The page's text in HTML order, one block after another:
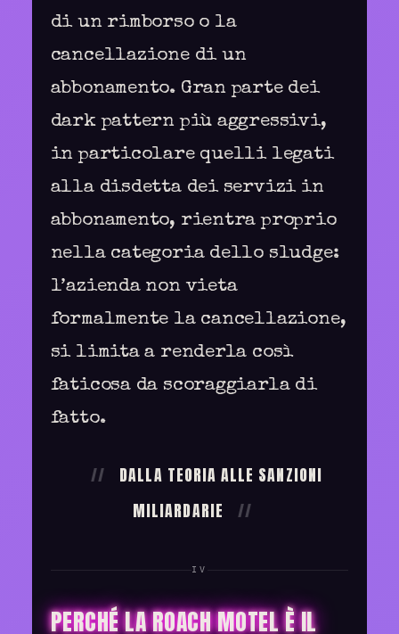
di un rimborso o la
cancellazione di un
abbonamento. Gran parte dei
dark pattern più aggressivi,
in particolare quelli legati
alla disdetta dei servizi in
abbonamento, rientra proprio
nella categoria dello sludge:
l’azienda non vieta
formalmente la cancellazione,
si limita a renderla così
faticosa da scoraggiarla di
fatto.
DALLA TEORIA ALLE SANZIONI
MILIARDARIE
IV
PERCHÉ LA ROACH MOTEL È IL